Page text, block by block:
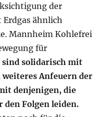
der
ähnlich
Mannheim Kohlefrei
für
sind solidarisch mit
weiteres Anfeuern der
denjenigen, die
den Folgen leiden.